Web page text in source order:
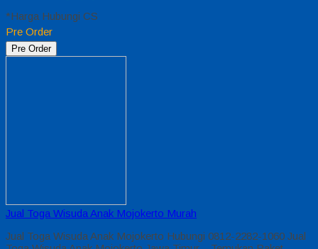
*Harga Hubungi CS
Pre Order
Pre Order
Jual Toga Wisuda Anak Mojokerto Murah
Jual Toga Wisuda Anak Mojokerto Hubungi 0812-2282-1060 Jual